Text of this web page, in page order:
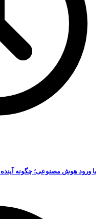
با ورود هوش مصنوعی؛ چگونه